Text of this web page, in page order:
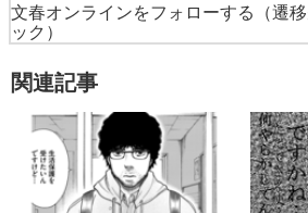
文春オンラインをフォローする
（遷
ック）
関連記事